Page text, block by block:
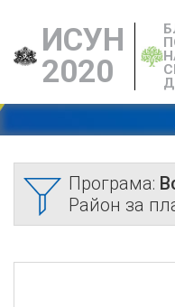
ИСУН
2020
Програма:
Район за